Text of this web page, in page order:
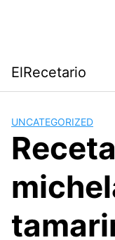
contenido
ElRecetario
UNCATEGORIZED